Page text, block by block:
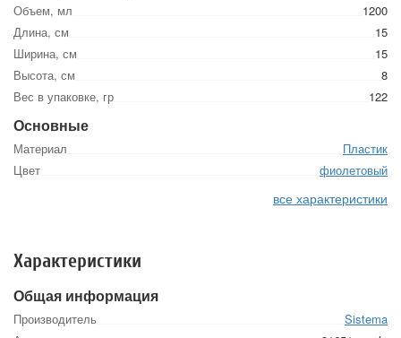
Объем, мл
1200
Длина, см
15
Ширина, см
15
Высота, см
8
Вес в упаковке, гр
122
Основные
Материал
Пластик
Цвет
фиолетовый
все характеристики
Характеристики
Общая информация
Производитель
Sistema